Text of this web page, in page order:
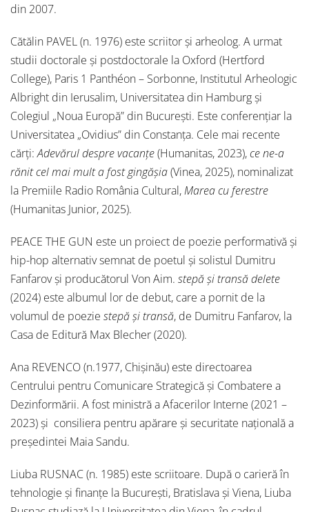
din 2007.
Cătălin PAVEL (n. 1976) este scriitor și arheolog. A urmat
studii doctorale și postdoctorale la Oxford (Hertford
College), Paris 1 Panthéon – Sorbonne, Institutul Arheologic
Albright din Ierusalim, Universitatea din Hamburg și
Colegiul „Noua Europă” din București. Este conferențiar la
Universitatea „Ovidius” din Constanța. Cele mai recente
cărți:Adevărul despre vacanțe(Humanitas, 2023),ce ne-a
rănit cel mai mult a fost gingășia(Vinea, 2025), nominalizat
la Premiile Radio România Cultural,Marea cu ferestre
(Humanitas Junior, 2025).
PEACE THE GUN este un proiect de poezie performativă și
hip-hop alternativ semnat de poetul și solistul Dumitru
Fanfarov și producătorul Von Aim. stepă și transă delete
(2024) este albumul lor de debut, care a pornit de la
volumul de poezie stepă și transă, de Dumitru Fanfarov, la
Casa de Editură Max Blecher (2020).
Ana REVENCO (n.1977, Chișinău) este directoarea
Centrului pentru Comunicare Strategică și Combatere a
Dezinformării. A fost ministră a Afacerilor Interne (2021 –
2023) și consiliera pentru apărare și securitate națională a
președintei Maia Sandu.
Liuba RUSNAC (n. 1985) este scriitoare. După o carieră în
tehnologie și finanțe la București, Bratislava și Viena, Liuba